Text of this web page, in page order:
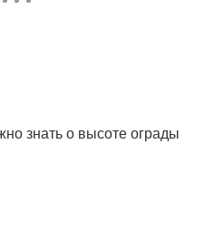
знать о высоте ограды